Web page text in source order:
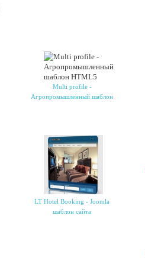
Multi profile -
Агропромышленный шаблон
LT Hotel Booking - Joomla
шаблон сайта